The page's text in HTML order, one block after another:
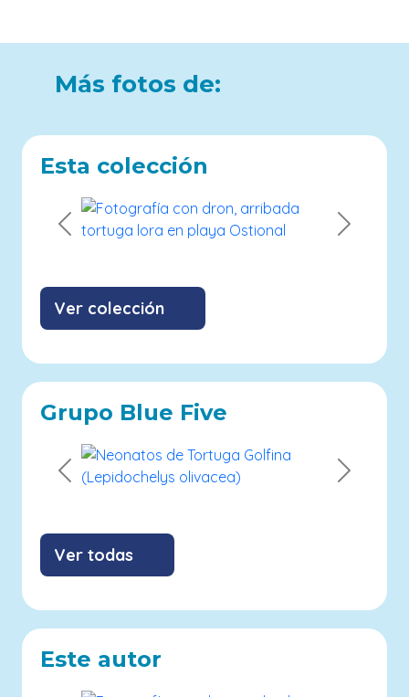
Más fotos de:
Esta colección
Previous Next
Ver colección
Grupo Blue Five
Previous Next
Ver todas
Este autor